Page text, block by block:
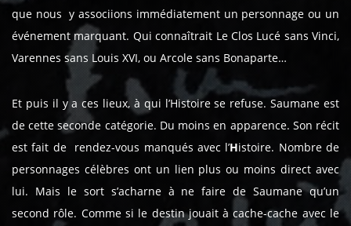
que nous y associions immédiatement un personnage ou un
événement marquant. Qui connaîtrait Le Clos Lucé sans Vinci,
Varennes sans Louis XVI, ou Arcole sans Bonaparte…
Et puis il y a ces lieux, à qui l’Histoire se refuse. Saumane est
de cette seconde catégorie. Du moins en apparence. Son récit
est fait de rendez-vous manqués avec l’Histoire. Nombre de
personnages célèbres ont un lien plus ou moins direct avec
lui. Mais le sort s’acharne à ne faire de Saumane qu’un
second rôle. Comme si le destin jouait à cache-cache avec le